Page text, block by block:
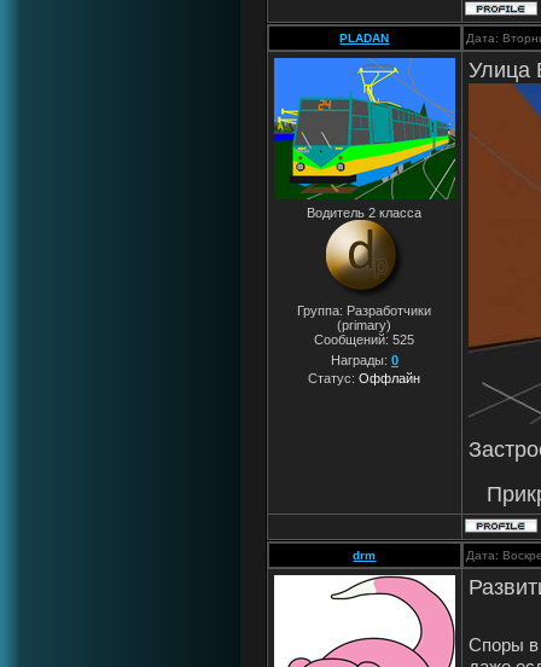
PLADAN Дата:
Водитель 2 класса
Группа: Разработчики
(primary)
Сообщений:525
Награды: 0
Статус:Оффлайн
Улица
drm Дата:
Споры в